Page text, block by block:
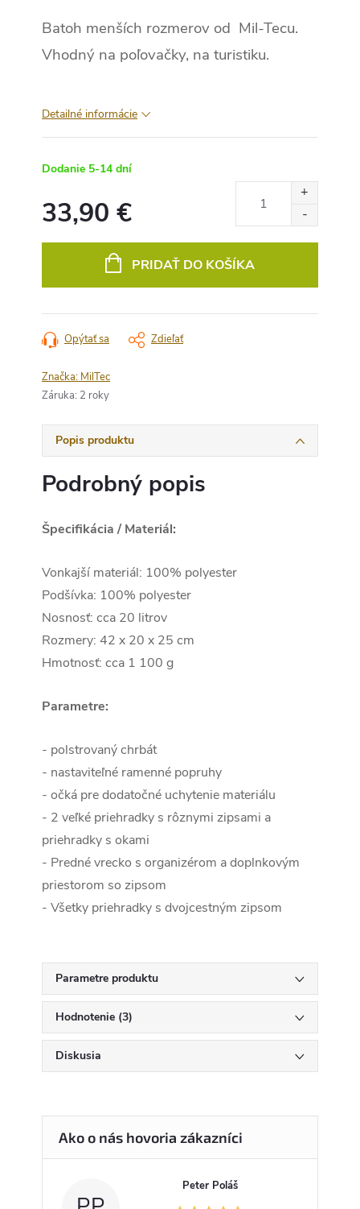
Batoh menších rozmerov od Mil-Tecu.
Vhodný na poľovačky, na turistiku.
Detailné informácie
Dodanie 5-14 dní
33,90 €
PRIDAŤ DO KOŠÍKA
Opýtať sa Zdieľať
Značka: MilTec
Záruka: 2 roky
Popis produktu
Podrobný popis
Špecifikácia / Materiál:
Vonkajší materiál: 100% polyester
Podšívka: 100% polyester
Nosnosť: cca 20 litrov
Rozmery: 42 x 20 x 25 cm
Hmotnosť: cca 1 100 g
Parametre:
- polstrovaný chrbát
- nastaviteľné ramenné popruhy
- očká pre dodatočné uchytenie materiálu
- 2 veľké priehradky s rôznymi zipsami a
priehradky s okami
- Predné vrecko s organizérom a doplnkovým
priestorom so zipsom
- Všetky priehradky s dvojcestným zipsom
Parametre produktu
Hodnotenie (3)
Diskusia
Peter Poláš